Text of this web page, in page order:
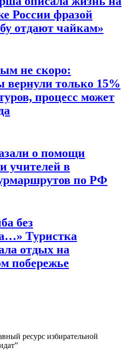
России фразой
отдают чайкам»
не скоро:
вернули только 15%
процесс может
о помощи
учителей в
по РФ
без
Туристка
отдых на
побережье
ресурс избирательной